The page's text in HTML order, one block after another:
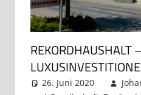
REKORDHAUSHALT
26. Juni 2020